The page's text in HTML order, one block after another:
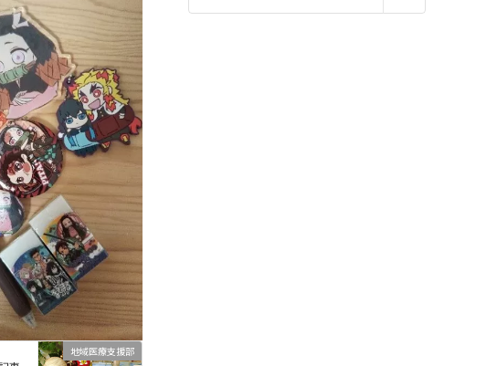
地域医療支援部